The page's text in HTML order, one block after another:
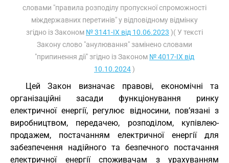
словами "правила розподілу пропускної спроможності
міждержавних перетинів" у відповідному відмінку
згідно із Законом № 3141-IX від 10.06.2023 )( У тексті
Закону слово "анулювання" замінено словами
"припинення дії" згідно із Законом № 4017-IX від
10.10.2024)
Цей Закон визначає правові, економічні та
організаційні засади функціонування ринку
електричної енергії, регулює відносини, пов’язані з
виробництвом, передачею, розподілом, купівлею-
продажем, постачанням електричної енергії для
забезпечення надійного та безпечного постачання
електричної енергії споживачам з урахуванням